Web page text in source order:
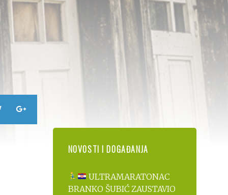
NOVOSTI I DOGAĐANJA
ULTRAMARATONAC
BRANKO ŠUBIĆ ZAUSTAVIO